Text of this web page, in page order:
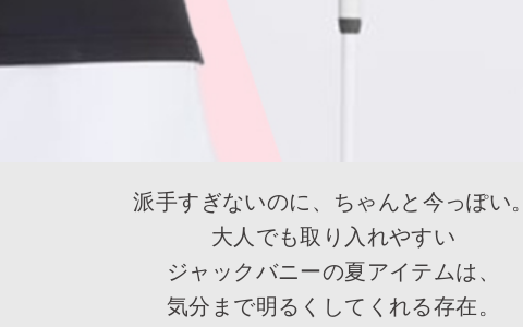
派手すぎないのに、ちゃんと今っぽい。
大人でも取り入れやすい
ジャックバニーの夏アイテムは、
気分まで明るくしてくれる存在。